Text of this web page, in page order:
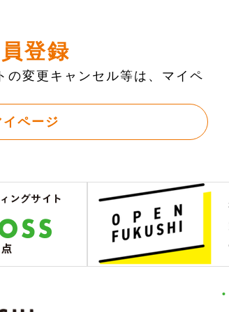
登録
の変更キャンセル等は、マイペ
イページ